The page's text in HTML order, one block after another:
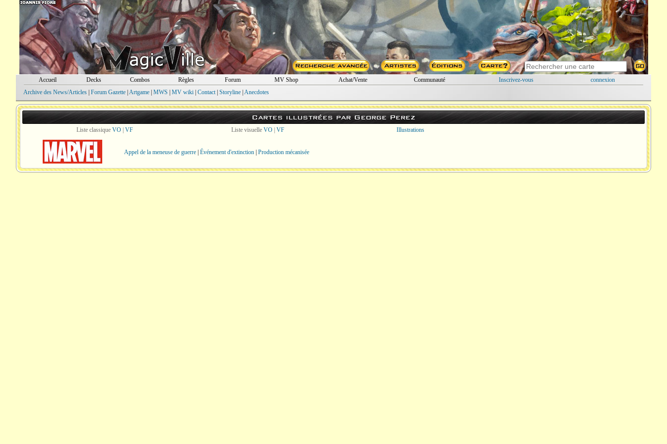
Accueil Decks Combos Règles Forum MV Shop Achat/Vente Communauté Inscrivez-vous
connexion
Archive des News/Articles| Forum Gazette| Artgame| MWS MV wiki| Contact| Storyline| Anecdotes
Cartes illustrées par George Perez
Liste classique VO VF Liste visuelle VO| VF Illustrations
Appel de la meneuse de guerre Événement d'extinction Production mécanisée